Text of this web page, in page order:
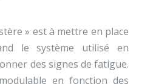
» est à mettre en place
le système utilisé en
des signes de fatigue.
en fonction des